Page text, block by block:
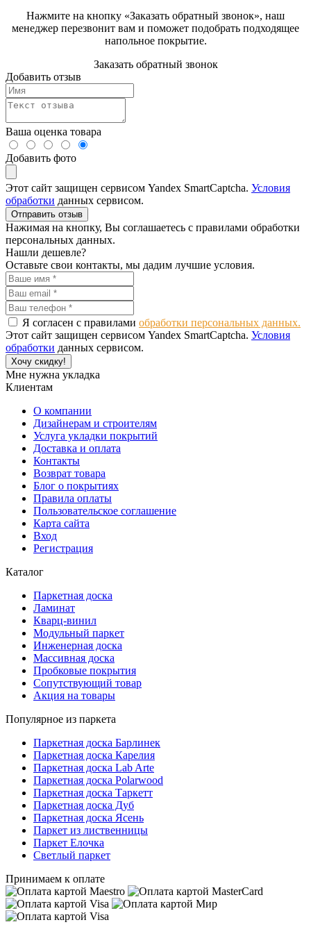
Нажмите на кнопку «Заказать обратный звонок», наш
менеджер перезвонит вам и поможет подобрать подходящее
напольное покрытие.
Заказать обратный звонок
Добавить отзыв
Ваша оценка товара
Добавить фото
Этот сайт защищен сервисом Yandex SmartCaptcha. Условия
обработки данных сервисом.
Отправить отзыв
Нажимая на кнопку, Вы соглашаетесь с правилами обработки
персональных данных.
Нашли дешевле?
Оставьте свои контакты, мы дадим лучшие условия.
Я согласен с правилами обработки персональных данных.
Этот сайт защищен сервисом Yandex SmartCaptcha. Условия
обработки данных сервисом.
Хочу скидку!
Мне нужна укладка
Клиентам
О компании
Дизайнерам и строителям
Услуга укладки покрытий
Доставка и оплата
Контакты
Возврат товара
Блог о покрытиях
Правила оплаты
Пользовательское соглашение
Карта сайта
Вход
Регистрация
Каталог
Паркетная доска
Ламинат
Кварц-винил
Модульный паркет
Инженерная доска
Массивная доска
Пробковые покрытия
Сопутствующий товар
Акция на товары
Популярное из паркета
Паркетная доска Барлинек
Паркетная доска Карелия
Паркетная доска Lab Arte
Паркетная доска Polarwood
Паркетная доска Таркетт
Паркетная доска Дуб
Паркетная доска Ясень
Паркет из лиственницы
Паркет Елочка
Светлый паркет
Принимаем к оплате